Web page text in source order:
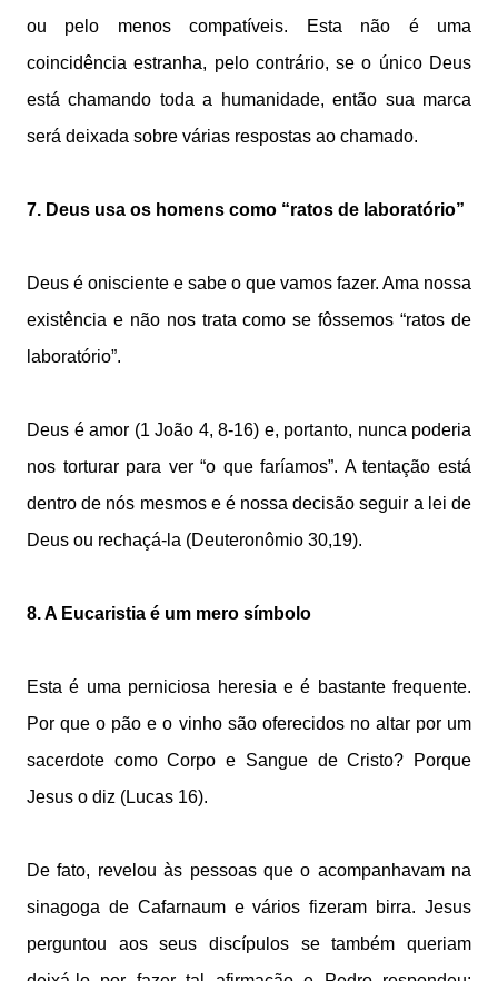
ou pelo menos compatíveis. Esta não é uma
coincidência estranha, pelo contrário, se o único Deus
está chamando toda a humanidade, então sua marca
será deixada sobre várias respostas ao chamado.
7. Deus usa os homens como “ratos de laboratório”
Deus é onisciente e sabe o que vamos fazer. Ama nossa
existência e não nos trata como se fôssemos “ratos de
laboratório”.
Deus é amor (1 João 4, 8-16) e, portanto, nunca poderia
nos torturar para ver “o que faríamos”. A tentação está
dentro de nós mesmos e é nossa decisão seguir a lei de
Deus ou rechaçá-la (Deuteronômio 30,19).
8. A Eucaristia é um mero símbolo
Esta é uma perniciosa heresia e é bastante frequente.
Por que o pão e o vinho são oferecidos no altar por um
sacerdote como Corpo e Sangue de Cristo? Porque
Jesus o diz (Lucas 16).
De fato, revelou às pessoas que o acompanhavam na
sinagoga de Cafarnaum e vários fizeram birra. Jesus
perguntou aos seus discípulos se também queriam